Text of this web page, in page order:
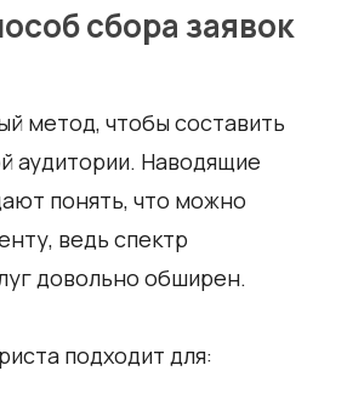
сбора заявок
метод, чтобы составить
аудитории. Наводящие
понять, что можно
ведь спектр
довольно обширен.
подходит для: